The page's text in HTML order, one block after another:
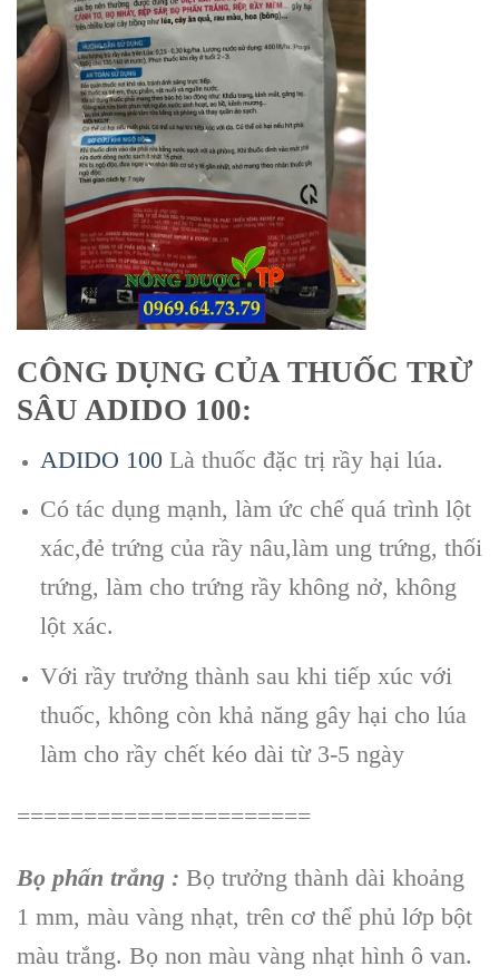
CÔNG DỤNG CỦA THUỐC TRỪ
SÂU ADIDO 100:
ADIDO 100Là thuốc đặc trị rầy hại lúa.
Có tác dụng mạnh, làm ức chế quá trình lột
xác,đẻ trứng của rầy nâu,làm ung trứng, thối
trứng, làm cho trứng rầy không nở, không
lột xác.
Với rầy trưởng thành sau khi tiếp xúc với
thuốc, không còn khả năng gây hại cho lúa
làm cho rầy chết kéo dài từ 3-5 ngày
======================
Bọ phấn trắng : Bọ trưởng thành dài khoảng
1 mm, màu vàng nhạt, trên cơ thể phủ lớp bột
màu trắng. Bọ non màu vàng nhạt hình ô van.